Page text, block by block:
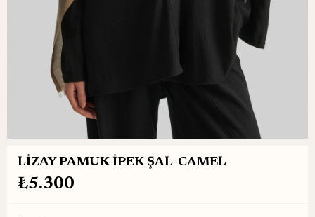
LİZAY PAMUK İPEK ŞAL-CAMEL
₺5.300